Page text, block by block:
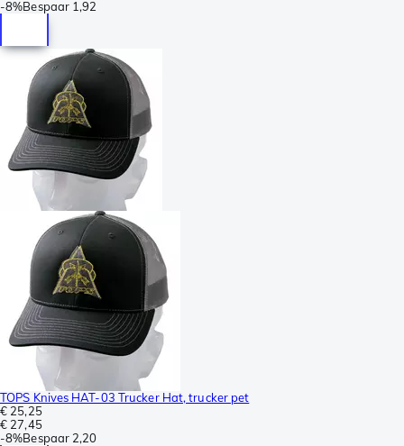
-8%Bespaar 1,92
TOPS Knives HAT-03 Trucker Hat, trucker pet
€ 25,25
€ 27,45
-8%Bespaar 2,20